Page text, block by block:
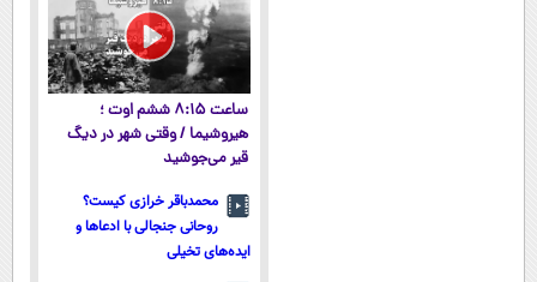
ساعت ۸:۱۵ ششم اوت ؛
هیروشیما / وقتی شهر در دیگ
قیر می‌جوشید
محمدباقر خرازی کیست؟
روحانی جنجالی با ادعاها و
ایده‌های تخیلی